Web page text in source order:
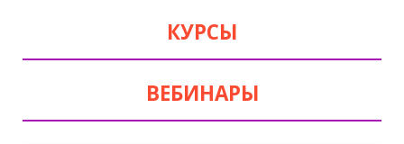
КУРСЫ
ВЕБИНАРЫ